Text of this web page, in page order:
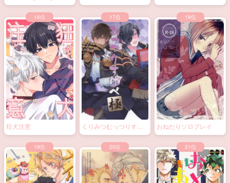
custom night cage 義勇開発温泉旅行 48手の裏表